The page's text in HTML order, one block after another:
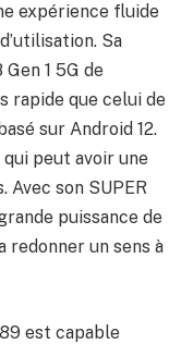
expérience fluide
Sa
1 5G de
rapide que celui de
sur Android 12.
peut avoir une
Avec son SUPER
puissance de
redonner un sens à
est capable